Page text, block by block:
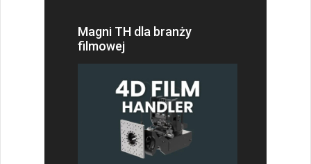
Magni TH dla branży
filmowej